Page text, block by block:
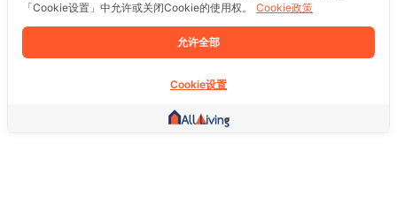
「Cookie设置」中允许或关闭Cookie的使用权。
Cookie政策
允许全部
Cookie设置